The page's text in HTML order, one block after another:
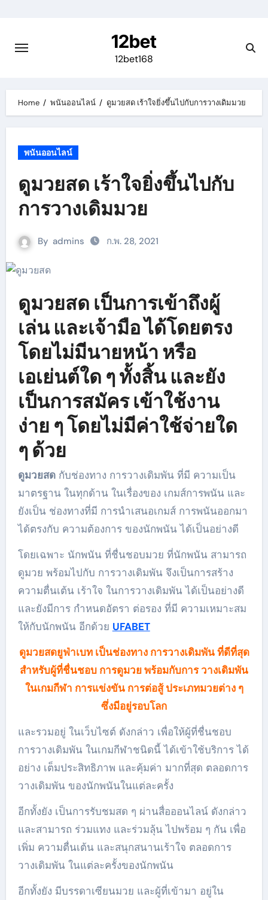
content
12bet
12bet168
Home พนันออนไลน์ ดูมวยสด เร้าใจยิ่งขึ้นไปกับการวางเดิมมวย
พนันออนไลน์
ดูมวยสด เร้าใจยิ่งขึ้นไปกับ
การวางเดิมมวย
By admins ก.พ. 28, 2021
ดูมวยสด เป็นการเข้าถึงผู้
เล่น และเจ้ามือ ได้โดยตรง
โดยไม่มีนายหน้า หรือ
เอเย่นต์ใด ๆ ทั้งสิ้น และยัง
เป็นการสมัคร เข้าใช้งาน
ง่าย ๆ โดยไม่มีค่าใช้จ่ายใด
ๆ ด้วย
ดูมวยสดกับช่องทาง การวางเดิมพัน ที่มี ความเป็น
มาตรฐาน ในทุกด้าน ในเรื่องของ เกมส์การพนัน และ
ยังเป็น ช่องทางที่มี การนำเสนอเกมส์ การพนันออกมา
ได้ตรงกับ ความต้องการ ของนักพนัน ได้เป็นอย่างดี
โดยเฉพาะ นักพนัน ที่ชื่นชอบมวย ที่นักพนัน สามารถ
ดูมวย พร้อมไปกับ การวางเดิมพัน จึงเป็นการสร้าง
ความตื่นเต้น เร้าใจ ในการวางเดิมพัน ได้เป็นอย่างดี
และยังมีการ กำหนดอัตรา ต่อรอง ที่มี ความเหมาะสม
ให้กับนักพนัน อีกด้วย UFABET
ดูมวยสดยูฟ่าเบท เป็นช่องทาง การวางเดิมพัน ที่ดีที่สุด
สำหรับผู้ที่ชื่นชอบ การดูมวย พร้อมกับการ วางเดิมพัน
ในเกมกีฬา การแข่งขัน การต่อสู้ ประเภทมวยต่าง ๆ
ซึ่งมีอยู่รอบโลก
และรวมอยู่ ในเว็บไซต์ ดังกล่าว เพื่อให้ผู้ที่ชื่นชอบ
การวางเดิมพัน ในเกมกีฬาชนิดนี้ ได้เข้าใช้บริการ ได้
อย่าง เต็มประสิทธิภาพ และคุ้มค่า มากที่สุด ตลอดการ
วางเดิมพัน ของนักพนันในแต่ละครั้ง
อีกทั้งยัง เป็นการรับชมสด ๆ ผ่านสื่อออนไลน์ ดังกล่าว
และสามารถ ร่วมแทง และร่วมลุ้น ไปพร้อม ๆ กัน เพื่อ
เพิ่ม ความตื่นเต้น และสนุกสนานเร้าใจ ตลอดการ
วางเดิมพัน ในแต่ละครั้งของนักพนัน
อีกทั้งยัง มีบรรดาเซียนมวย และผู้ที่เข้ามา อยู่ใน